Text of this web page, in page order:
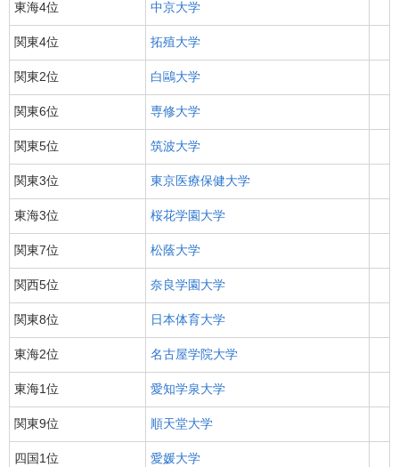
東海4位 中京大学
関東4位 拓殖大学
関東2位 白鷗大学
関東6位 専修大学
関東5位 筑波大学
関東3位 東京医療保健大学
東海3位 桜花学園大学
関東7位 松蔭大学
関西5位 奈良学園大学
関東8位 日本体育大学
東海2位 名古屋学院大学
東海1位 愛知学泉大学
関東9位 順天堂大学
四国1位 愛媛大学